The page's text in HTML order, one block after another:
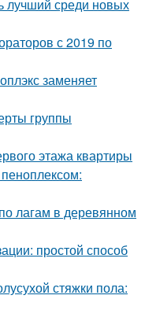
лучший среди новых
с 2019 по
заменяет
группы
этажа квартиры
лагам в деревянном
простой способ
стяжки пола: